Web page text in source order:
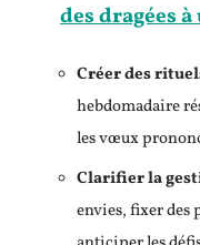
des dragées
Créer des
hebdomadaire
les vœux
Clarifier la
envies, fixer des